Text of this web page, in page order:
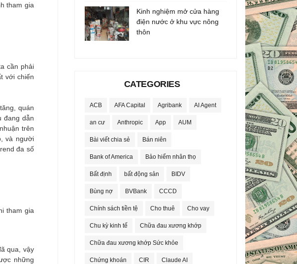
tham gia
cần phải
với chiến
quán
đang dẫn
trên
và người
đa số
tham gia
qua, vậy
những
Kinh nghiệm mở cửa hàng
điện nước ở khu vực nông
thôn
CATEGORIES
ACB AFA Capital Agribank AI Agent
an cư Anthropic App AUM
Bài viết chia sẻ Bán niên
Bank of America Bảo hiểm nhân thọ
Bất định bất động sản BIDV
Bùng nợ BVBank CCCD
Chính sách tiền tệ Cho thuê Cho vay
Chu kỳ kinh tế Chữa đau xương khớp
Chữa đau xương khớp Sức khỏe
Chứng khoán CIR Claude AI